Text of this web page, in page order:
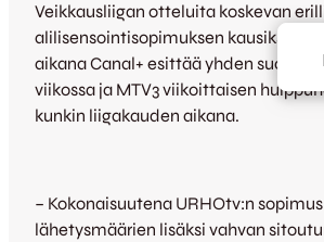
Veikkausliigan otteluita koskevan
alilisensointisopimuksen kausiksi 2010-
aikana Canal+ esittää yhden suoran
viikossa ja MTV3 viikoittaisen
kunkin liigakauden aikana.
– Kokonaisuutena URHOtv:n
lähetysmäärien lisäksi vahvan